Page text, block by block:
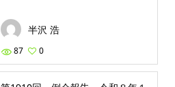
半沢 浩
87 0